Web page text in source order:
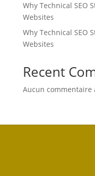
Why Technical SEO
Websites
Why Technical SEO
Websites
Recent
Aucun commentaire